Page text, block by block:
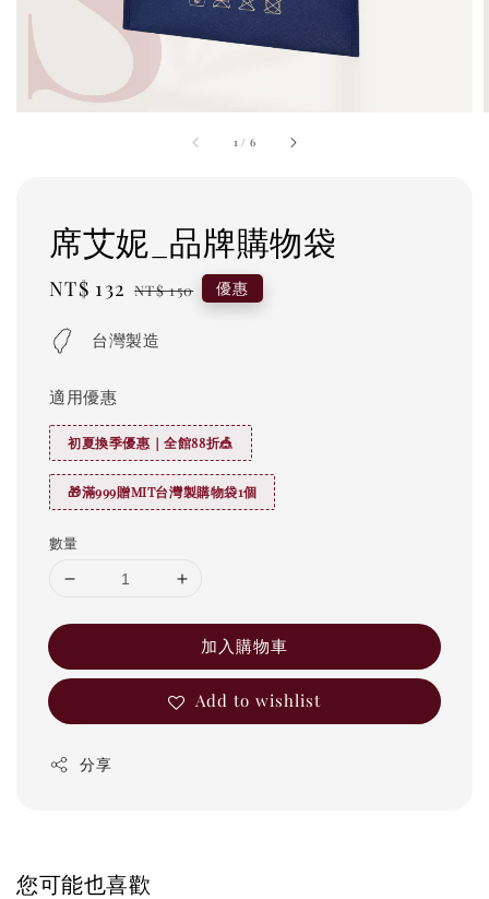
1 / 6
席艾妮_品牌購物袋
Sale
NT$ 132 Regular
NT$ 150 優惠
台灣製造
適用優惠
初夏換季優惠｜全館88折🎪
🎁滿999贈MIT台灣製購物袋1個
數量
加入購物車
Add to wishlist
分享
您可能也喜歡